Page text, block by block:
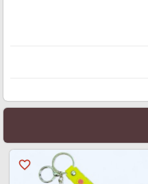
favorite_border